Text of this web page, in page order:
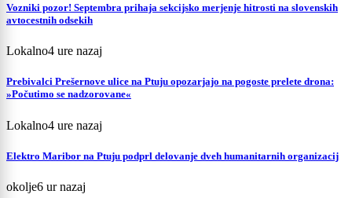
Vozniki pozor! Septembra prihaja sekcijsko merjenje hitrosti na slovenskih
avtocestnih odsekih
Lokalno4 ure nazaj
Prebivalci Prešernove ulice na Ptuju opozarjajo na pogoste prelete drona:
»Počutimo se nadzorovane«
Lokalno4 ure nazaj
Elektro Maribor na Ptuju podprl delovanje dveh humanitarnih organizacij
okolje6 ur nazaj